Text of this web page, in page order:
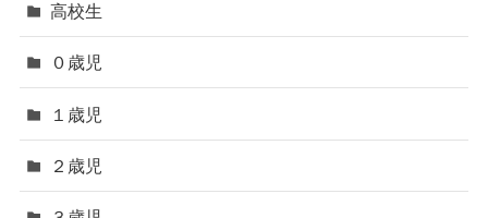
高校生
０歳児
１歳児
２歳児